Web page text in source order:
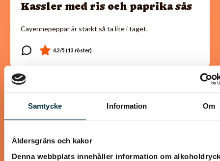
Samtycke Information Om
Åldersgräns och kakor
Denna webbplats innehåller information om
Kassler med ris och paprika sås
Cayennepeppar är starkt så ta lite i taget.